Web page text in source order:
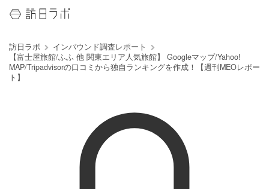
訪日ラボ
インバウンド調査レポート
【富士屋旅館/ふふ 他 関東エリア人気旅館】 Googleマップ/Yahoo!
MAP/Tripadvisorの口コミから独自ランキングを作成！【週刊MEOレポー
ト】